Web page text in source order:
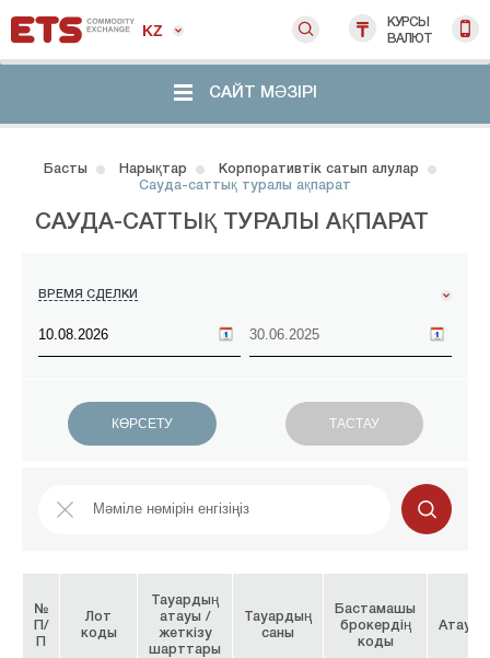
KZ
КУРСЫ
ВАЛЮТ
САЙТ МӘЗІРІ
Басты Нарықтар
Корпоративтік сатып алулар
Сауда-саттық туралы ақпарат
САУДА-САТТЫҚ ТУРАЛЫ АҚПАРАТ
ВРЕМЯ СДЕЛКИ
№
П/
П
Лот
коды
Тауардың
атауы /
жеткізу
шарттары
Тауардың
саны
Бастамашы
брокердің
коды
Атауы